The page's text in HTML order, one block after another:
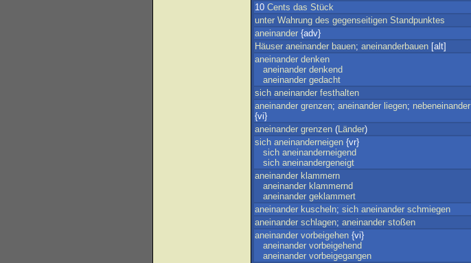
10 Cents das Stück
unter Wahrung des gegenseitigen Standpunktes
aneinander {adv}
Häuser aneinander bauen; aneinanderbauen [alt]
aneinander denken
aneinander denkend
aneinander gedacht
sich aneinander festhalten
aneinander grenzen; aneinander liegen; nebeneinander
{vi}
aneinander grenzen (Länder)
sich aneinanderneigen {vr}
sich aneinanderneigend
sich aneinandergeneigt
aneinander klammern
aneinander klammernd
aneinander geklammert
aneinander kuscheln; sich aneinander schmiegen
aneinander schlagen; aneinander stoßen
aneinander vorbeigehen {vi}
aneinander vorbeigehend
aneinander vorbeigegangen